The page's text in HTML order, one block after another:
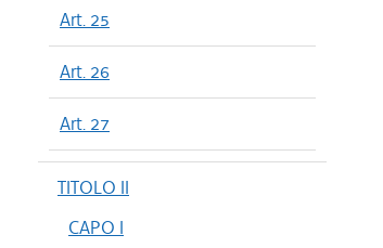
Art. 25
Art. 26
Art. 27
TITOLO II
CAPO I